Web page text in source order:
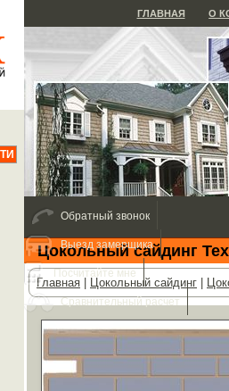
ГЛАВНАЯ О
Цокольный сайдинг
Главная Цокольный сайдинг
Обратный звонок
Выезд замерщика
Посчитайте мне
Сравнительный расчет